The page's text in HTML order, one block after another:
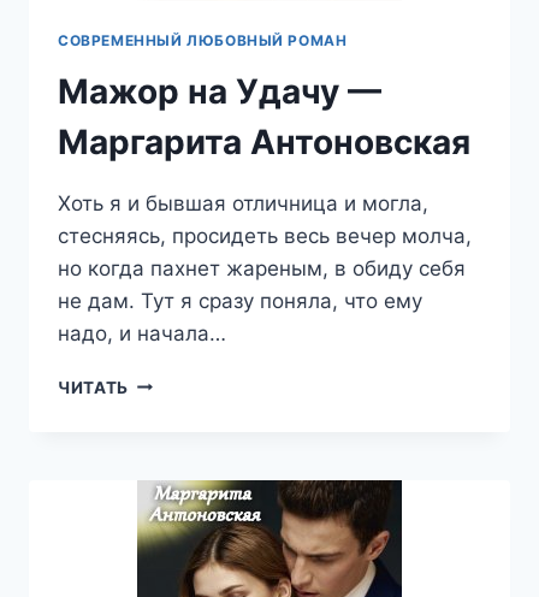
СОВРЕМЕННЫЙ ЛЮБОВНЫЙ РОМАН
Мажор на Удачу —
Маргарита Антоновская
Хоть я и бывшая отличница и могла,
стесняясь, просидеть весь вечер молча,
но когда пахнет жареным, в обиду себя
не дам. Тут я сразу поняла, что ему
надо, и начала…
ЧИТАТЬ МАЖОР
МАРГАРИТА
АНТОНОВСКАЯ